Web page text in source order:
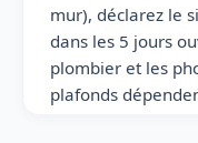
mur), déclarez le
dans les 5 jours
plombier et les
plafonds